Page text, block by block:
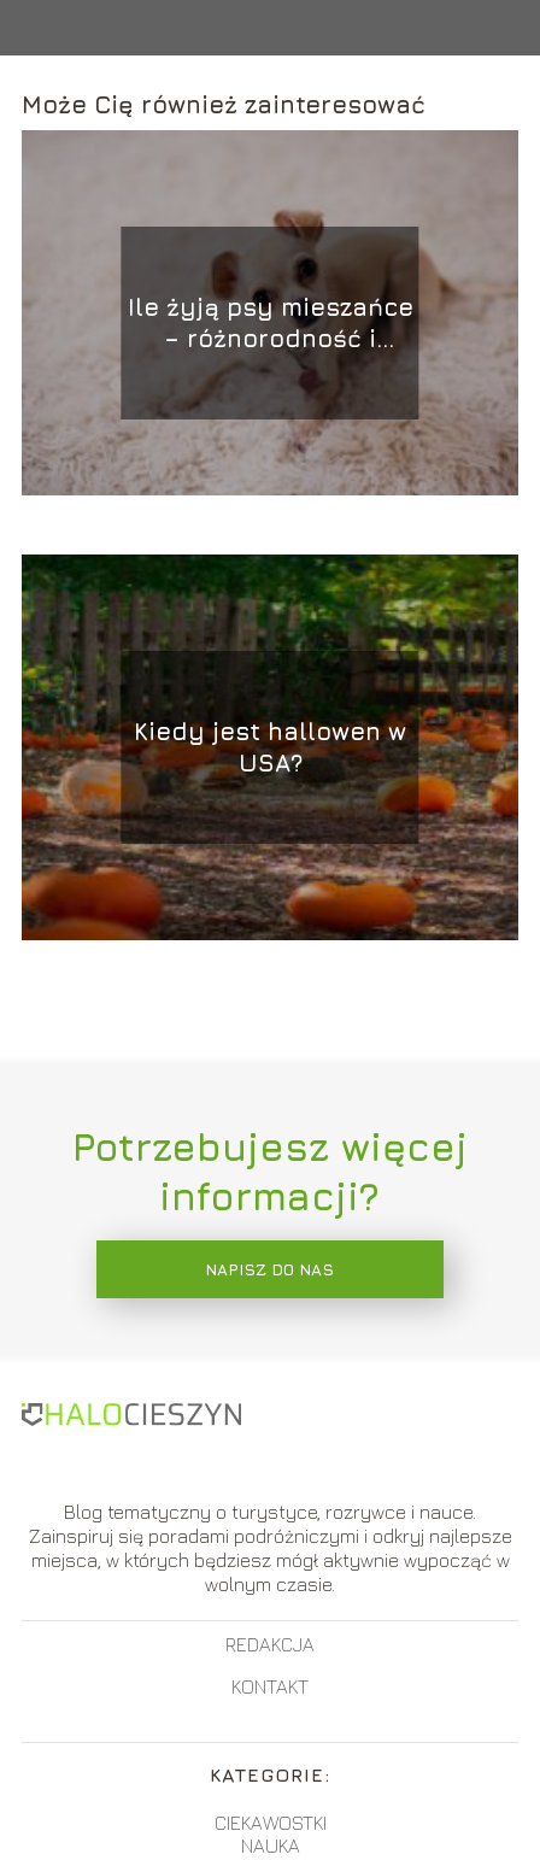
Może Cię również zainteresować
Ile żyją psy mieszańce
– różnorodność i
dbałość o zdrowie
Kiedy jest hallowen w
USA?
Potrzebujesz więcej
informacji?
NAPISZ DO NAS
Blog tematyczny o turystyce, rozrywce i nauce.
Zainspiruj się poradami podróżniczymi i odkryj najlepsze
miejsca, w których będziesz mógł aktywnie wypocząć w
wolnym czasie.
REDAKCJA
KONTAKT
KATEGORIE:
CIEKAWOSTKI
NAUKA